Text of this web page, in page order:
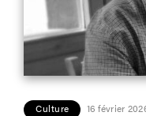
Culture 16 février